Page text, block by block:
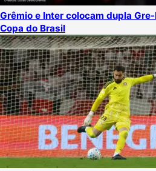
Grêmio e Inter colocam dupla
Copa do Brasil